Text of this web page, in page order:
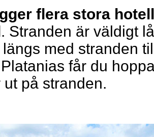
flera stora
. Stranden är väldigt
längs med stranden
får du
ut på stranden.